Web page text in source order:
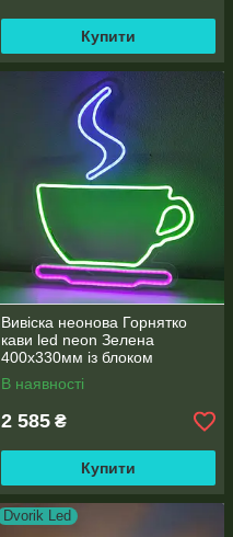
Купити
Вивіска неонова Горнятко
кави led neon Зелена
400х330мм із блоком
живлення
В наявності
2 585 ₴
Купити
Dvorik Led